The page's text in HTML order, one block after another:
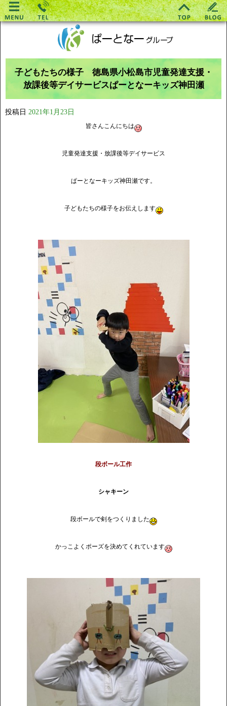
子どもたちの様子 徳島県小松島市児童発達支援・
放課後等デイサービスぱーとなーキッズ神田瀬
投稿日 2021年1月23日
皆さんこんにちは
児童発達支援・放課後等デイサービス
ぱーとなーキッズ神田瀬です。
子どもたちの様子をお伝えします
段ボール工作
シャキーン
段ボールで剣をつくりました
かっこよくポーズを決めてくれています